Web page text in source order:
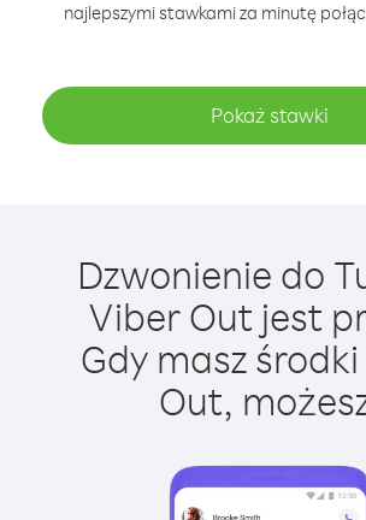
najlepszymi stawkami za minutę
Pokaż stawki
Dzwonienie do
Viber Out jest
Gdy masz
Out,